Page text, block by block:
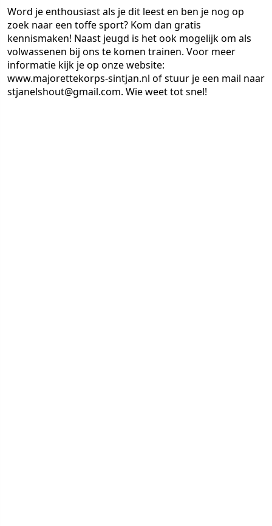
Word je enthousiast als je dit leest en ben je nog op
zoek naar een toffe sport? Kom dan gratis
kennismaken! Naast jeugd is het ook mogelijk om als
volwassenen bij ons te komen trainen. Voor meer
informatie kijk je op onze website:
www.majorettekorps-sintjan.nl of stuur je een mail naar
stjanelshout@gmail.com. Wie weet tot snel!